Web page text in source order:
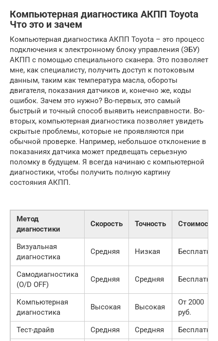
Компьютерная диагностика АКПП Toyota
Что это и зачем
Компьютерная диагностика АКПП Toyota – это процесс
подключения к электронному блоку управления (ЭБУ)
АКПП с помощью специального сканера. Это позволяет
мне, как специалисту, получить доступ к потоковым
данным, таким как температура масла, обороты
двигателя, показания датчиков и, конечно же, коды
ошибок. Зачем это нужно? Во-первых, это самый
быстрый и точный способ выявить неисправности. Во-
вторых, компьютерная диагностика позволяет увидеть
скрытые проблемы, которые не проявляются при
обычной проверке. Например, небольшое отклонение в
показаниях датчика может предвещать серьезную
поломку в будущем. Я всегда начинаю с компьютерной
диагностики, чтобы получить полную картину
состояния АКПП.
Метод
диагностики
Скорость Точность Стоимость
Визуальная
диагностика
Средняя Низкая Бесплатно
Самодиагностика
(O/D OFF)
Средняя Средняя Бесплатно
Компьютерная
диагностика
Высокая Высокая
От 2000
руб.
Тест-драйв
Средняя Средняя
Бесплатно